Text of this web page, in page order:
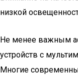
низкой
Не менее важным
устройств с
Многие